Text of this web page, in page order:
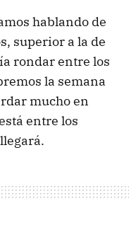
hablando de
superior a la de
rondar entre los
la semana
mucho en
entre los